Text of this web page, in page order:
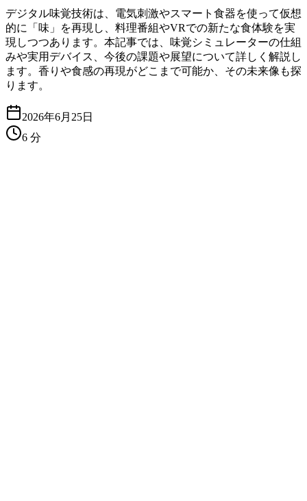
デジタル味覚技術は、電気刺激やスマート食器を使って仮想
的に「味」を再現し、料理番組やVRでの新たな食体験を実
現しつつあります。本記事では、味覚シミュレーターの仕組
みや実用デバイス、今後の課題や展望について詳しく解説し
ます。香りや食感の再現がどこまで可能か、その未来像も探
ります。
2026年6月25日
6 分